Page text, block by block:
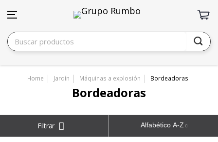
Home Jardín Máquinas a explosión Bordeadoras
Bordeadoras
Alfabético A-Z